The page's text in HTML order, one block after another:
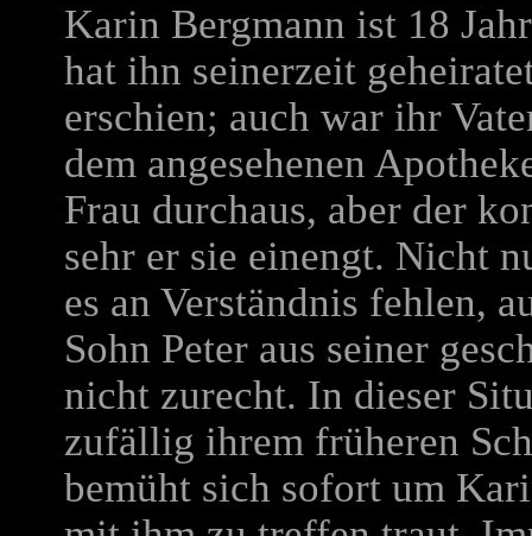
Karin Bergmann ist 18
hat ihn seinerzeit
erschien; auch war ihr
dem angesehenen
Frau durchaus, aber der
sehr er sie einengt. Nicht
es an Verständnis fehlen,
Sohn Peter aus seiner
nicht zurecht. In dieser
zufällig ihrem früheren
bemüht sich sofort um